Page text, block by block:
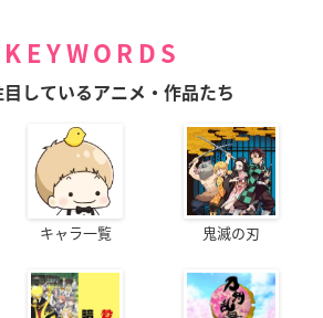
KEYWORDS
しているアニメ・作品たち
キャラ一覧 鬼滅の刃